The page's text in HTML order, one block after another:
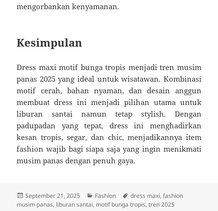
mengorbankan kenyamanan.
Kesimpulan
Dress maxi motif bunga tropis menjadi tren musim
panas 2025 yang ideal untuk wisatawan. Kombinasi
motif cerah, bahan nyaman, dan desain anggun
membuat dress ini menjadi pilihan utama untuk
liburan santai namun tetap stylish. Dengan
padupadan yang tepat, dress ini menghadirkan
kesan tropis, segar, dan chic, menjadikannya item
fashion wajib bagi siapa saja yang ingin menikmati
musim panas dengan penuh gaya.
Posted
on
September 21, 2025 Categories
Fashion Tags
dress maxi,fashion
musim panas, liburan santai, motif bunga tropis,tren 2025